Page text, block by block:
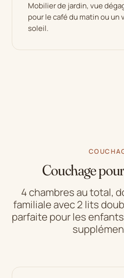
Mobilier de jardin, vue
pour le café du matin ou un
soleil.
Couchage
4 chambres au total,
familiale avec 2 lits
parfaite pour les